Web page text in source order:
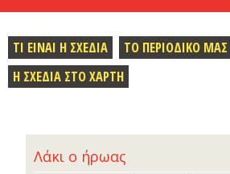
ΤΙ ΕΙΝΑΙ Η ΣΧΕΔΙΑ ΤΟ ΠΕΡΙΟΔΙΚΟ ΜΑΣ
Η ΣΧΕΔΙΑ ΣΤΟ ΧΑΡΤΗ
Λάκι ο ήρωας